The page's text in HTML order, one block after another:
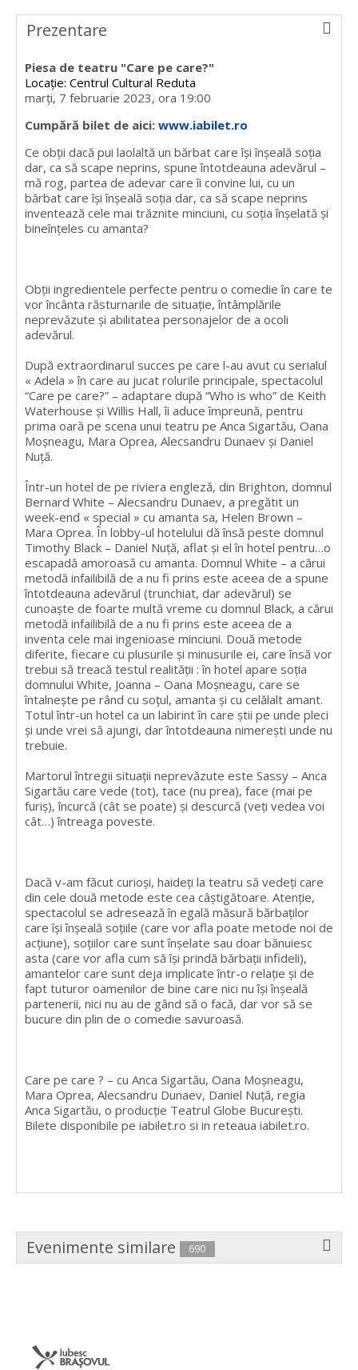
Prezentare
Piesa de teatru "Care pe care?"
Locație: Centrul Cultural Reduta
marți, 7 februarie 2023, ora 19:00
Cumpără bilet de aici: www.iabilet.ro
Ce obții dacă pui laolaltă un bărbat care își înșeală soția
dar, ca să scape neprins, spune întotdeauna adevărul –
mă rog, partea de adevar care îi convine lui, cu un
bărbat care își înșeală soția dar, ca să scape neprins
inventează cele mai trăznite minciuni, cu soția înșelată și
bineînțeles cu amanta?
Obții ingredientele perfecte pentru o comedie în care te
vor încânta răsturnarile de situație, întâmplările
neprevăzute și abilitatea personajelor de a ocoli
adevărul.
După extraordinarul succes pe care l-au avut cu serialul
« Adela » în care au jucat rolurile principale, spectacolul
“Care pe care?” – adaptare după “Who is who” de Keith
Waterhouse și Willis Hall, îi aduce împreună, pentru
prima oară pe scena unui teatru pe Anca Sigartău, Oana
Moșneagu, Mara Oprea, Alecsandru Dunaev și Daniel
Nuță.
Într-un hotel de pe riviera engleză, din Brighton, domnul
Bernard White – Alecsandru Dunaev, a pregătit un
week-end « special » cu amanta sa, Helen Brown –
Mara Oprea. În lobby-ul hotelului dă însă peste domnul
Timothy Black – Daniel Nuță, aflat și el în hotel pentru…o
escapadă amoroasă cu amanta. Domnul White – a cărui
metodă infailibilă de a nu fi prins este aceea de a spune
întotdeauna adevărul (trunchiat, dar adevărul) se
cunoaște de foarte multă vreme cu domnul Black, a cărui
metodă infailibilă de a nu fi prins este aceea de a
inventa cele mai ingenioase minciuni. Două metode
diferite, fiecare cu plusurile și minusurile ei, care însă vor
trebui să treacă testul realității : în hotel apare soția
domnului White, Joanna – Oana Moșneagu, care se
întalnește pe rând cu soțul, amanta și cu celălalt amant.
Totul într-un hotel ca un labirint în care știi pe unde pleci
și unde vrei să ajungi, dar întotdeauna nimerești unde nu
trebuie.
Martorul întregii situații neprevăzute este Sassy – Anca
Sigartău care vede (tot), tace (nu prea), face (mai pe
furiș), încurcă (cât se poate) și descurcă (veți vedea voi
cât…) întreaga poveste.
Dacă v-am făcut curioși, haideți la teatru să vedeți care
din cele două metode este cea câștigătoare. Atenție,
spectacolul se adresează în egală măsură bărbaților
care își înșeală soțiile (care vor afla poate metode noi de
acțiune), soțiilor care sunt înșelate sau doar bănuiesc
asta (care vor afla cum să își prindă bărbații infideli),
amantelor care sunt deja implicate într-o relație și de
fapt tuturor oamenilor de bine care nici nu își înșeală
partenerii, nici nu au de gând să o facă, dar vor să se
bucure din plin de o comedie savuroasă.
Care pe care ? – cu Anca Sigartău, Oana Moșneagu,
Mara Oprea, Alecsandru Dunaev, Daniel Nuță, regia
Anca Sigartău, o producție Teatrul Globe București.
Bilete disponibile pe iabilet.ro si in reteaua iabilet.ro.
Evenimente similare 690